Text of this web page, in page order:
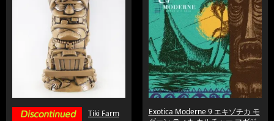
Tiki Farm
Exotica Moderne 9 エキゾチカ モ